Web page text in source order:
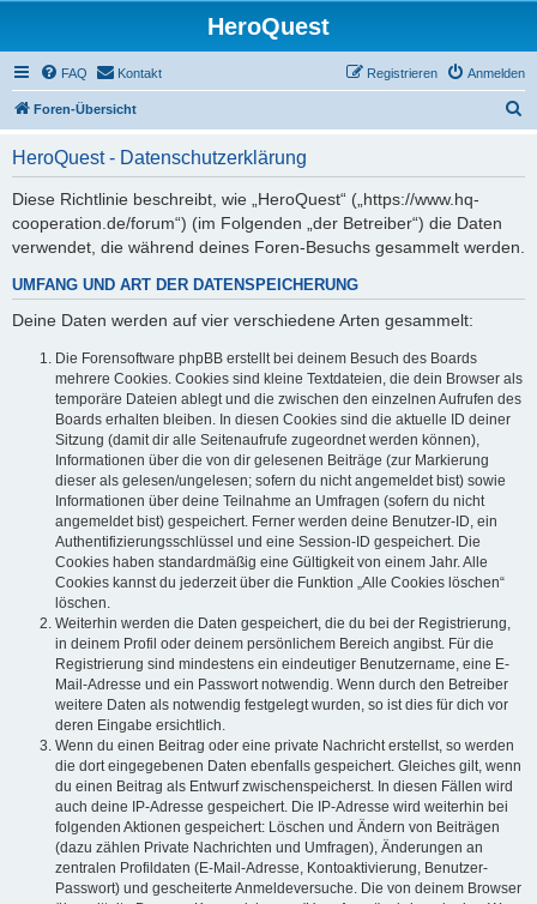
HeroQuest
FAQ Kontakt Anmelden
Registrieren
Foren-Übersicht
HeroQuest - Datenschutzerklärung
Diese Richtlinie beschreibt, wie „HeroQuest“ („https://www.hq-
cooperation.de/forum“) (im Folgenden „der Betreiber“) die Daten
verwendet, die während deines Foren-Besuchs gesammelt werden.
UMFANG UND ART DER DATENSPEICHERUNG
Deine Daten werden auf vier verschiedene Arten gesammelt:
Die Forensoftware phpBB erstellt bei deinem Besuch des Boards
mehrere Cookies. Cookies sind kleine Textdateien, die dein Browser als
temporäre Dateien ablegt und die zwischen den einzelnen Aufrufen des
Boards erhalten bleiben. In diesen Cookies sind die aktuelle ID deiner
Sitzung (damit dir alle Seitenaufrufe zugeordnet werden können),
Informationen über die von dir gelesenen Beiträge (zur Markierung
dieser als gelesen/ungelesen; sofern du nicht angemeldet bist) sowie
Informationen über deine Teilnahme an Umfragen (sofern du nicht
angemeldet bist) gespeichert. Ferner werden deine Benutzer-ID, ein
Authentifizierungsschlüssel und eine Session-ID gespeichert. Die
Cookies haben standardmäßig eine Gültigkeit von einem Jahr. Alle
Cookies kannst du jederzeit über die Funktion „Alle Cookies löschen“
löschen.
Weiterhin werden die Daten gespeichert, die du bei der Registrierung,
in deinem Profil oder deinem persönlichem Bereich angibst. Für die
Registrierung sind mindestens ein eindeutiger Benutzername, eine E-
Mail-Adresse und ein Passwort notwendig. Wenn durch den Betreiber
weitere Daten als notwendig festgelegt wurden, so ist dies für dich vor
deren Eingabe ersichtlich.
Wenn du einen Beitrag oder eine private Nachricht erstellst, so werden
die dort eingegebenen Daten ebenfalls gespeichert. Gleiches gilt, wenn
du einen Beitrag als Entwurf zwischenspeicherst. In diesen Fällen wird
auch deine IP-Adresse gespeichert. Die IP-Adresse wird weiterhin bei
folgenden Aktionen gespeichert: Löschen und Ändern von Beiträgen
(dazu zählen Private Nachrichten und Umfragen), Änderungen an
zentralen Profildaten (E-Mail-Adresse, Kontoaktivierung, Benutzer-
Passwort) und gescheiterte Anmeldeversuche. Die von deinem Browser